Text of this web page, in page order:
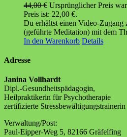
44,00€ Ursprünglicher Preis
Preis ist: 22,00 €.
Du erhältst einen Video-Zugang
(geführte Meditation) mit dem
In den Warenkorb Details
Adresse
Janina Vollhardt
Dipl.-Gesundheitspädagogin,
Heilpraktikerin für Psychotherapie
zertifizierte Stressbewältigungstrainerin
Verwaltung/Post:
Paul-Eipper-Weg 5, 82166 Gräfelfing